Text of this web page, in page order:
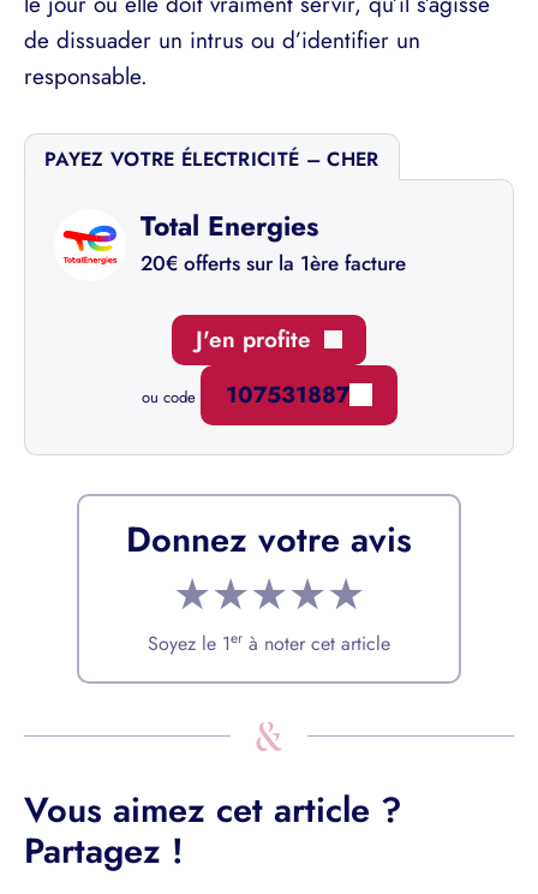
de dissuader un intrus ou d’identifier un
responsable.
PAYEZ VOTRE ÉLECTRICITÉ – CHER
Total Energies
20€ offerts sur la 1ère facture
J'en profite
ou code 107531887
Donnez votre avis
★★★★★
Soyez le 1er à noter cet article
Vous aimez cet article ?
Partagez !